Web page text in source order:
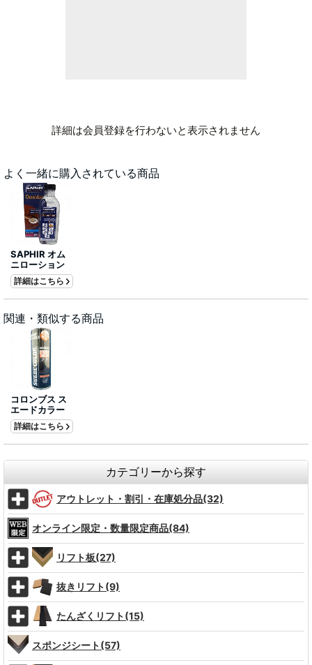
詳細は会員登録を行わないと表示されません
よく一緒に購入されている商品
SAPHIR オム
ニローション
詳細はこちら
関連・類似する商品
コロンブス ス
エードカラー
詳細はこちら
カテゴリーから探す
アウトレット・割引・在庫処分品(32)
オンライン限定・数量限定商品(84)
リフト板(27)
抜きリフト(9)
たんざくリフト(15)
スポンジシート(57)